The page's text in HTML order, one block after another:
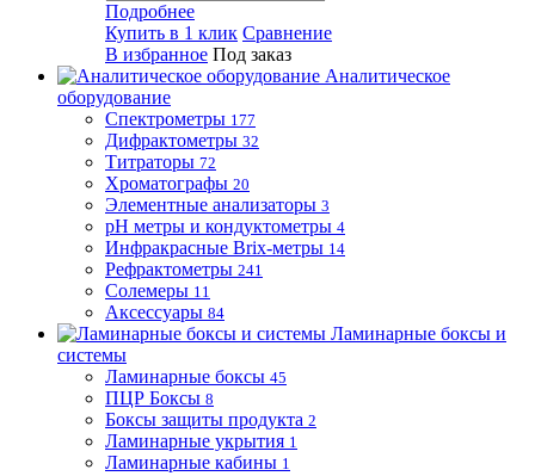
Подробнее
Купить в 1 клик Сравнение
В избранное Под заказ
Аналитическое
оборудование
Спектрометры 177
Дифрактометры 32
Титраторы 72
Хроматографы 20
Элементные анализаторы 3
pH метры и кондуктометры 4
Инфракрасные Brix-метры 14
Рефрактометры 241
Солемеры 11
Аксессуары 84
Ламинарные боксы и
системы
Ламинарные боксы 45
ПЦР Боксы 8
Боксы защиты продукта 2
Ламинарные укрытия 1
Ламинарные кабины 1